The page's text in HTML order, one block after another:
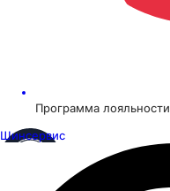
Программа лояльности
Шинсервис